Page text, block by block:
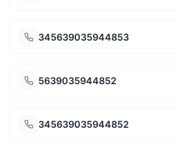
345639035944853
5639035944852
345639035944852